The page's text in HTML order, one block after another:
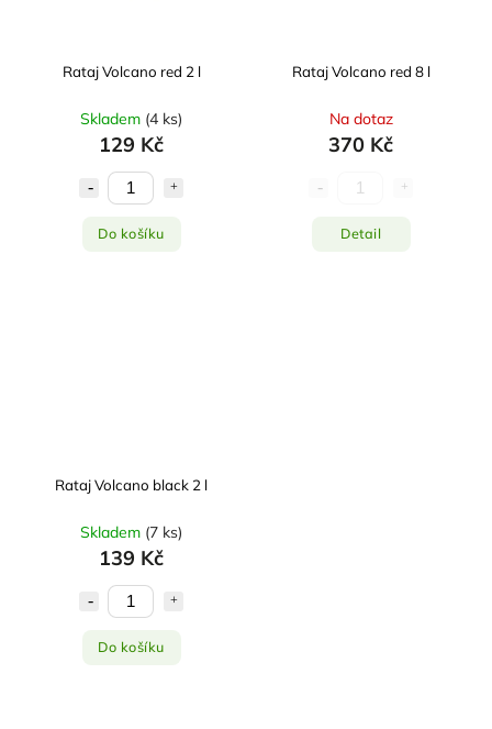
Rataj Volcano red 2 l
Skladem (4 ks)
129 Kč
Do košíku
Rataj Volcano red 8 l
Na dotaz
370 Kč
Detail
Rataj Volcano black 2 l
Skladem (7 ks)
139 Kč
Do košíku